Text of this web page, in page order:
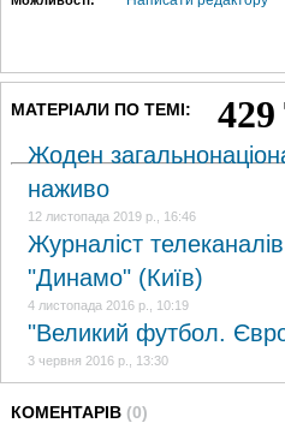
МАТЕРІАЛИ ПО ТЕМІ:
Жоден
наживо
12 листопада 2019 р., 16:46
Журналіст
"Динамо" (Київ)
4 листопада 2016 р., 10:19
"Великий футбол.
3 червня 2016 р., 13:30
КОМЕНТАРІВ (0)